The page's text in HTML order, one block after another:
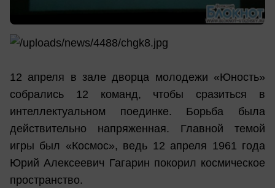
12 апреля в зале дворца молодежи «Юность»
собрались 12 команд, чтобы сразиться в
интеллектуальном поединке. Борьба была
действительно напряженная. Главной темой
игры был «Космос», ведь 12 апреля 1961 года
Юрий Алексеевич Гагарин покорил космическое
пространство.